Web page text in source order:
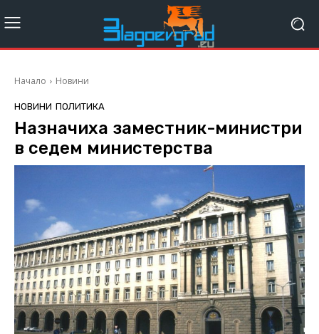
Начало Новини
НОВИНИ ПОЛИТИКА
Назначиха заместник-министри
в седем министерства